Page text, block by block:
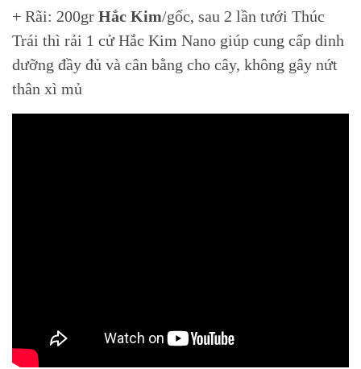
+ Rãi: 200gr Hắc Kim/gốc, sau 2 lần tưới Thúc
Trái thì rải 1 cử Hắc Kim Nano giúp cung cấp dinh
dưỡng đầy đủ và cân bằng cho cây, không gây nứt
thân xì mủ